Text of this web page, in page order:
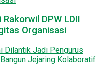
DPW LDII
Organisasi